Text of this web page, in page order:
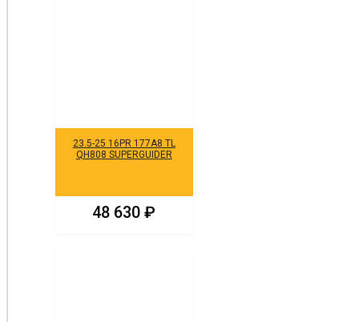
23.5-25 16PR 177A8 TL
QH808 SUPERGUIDER
48 630₽